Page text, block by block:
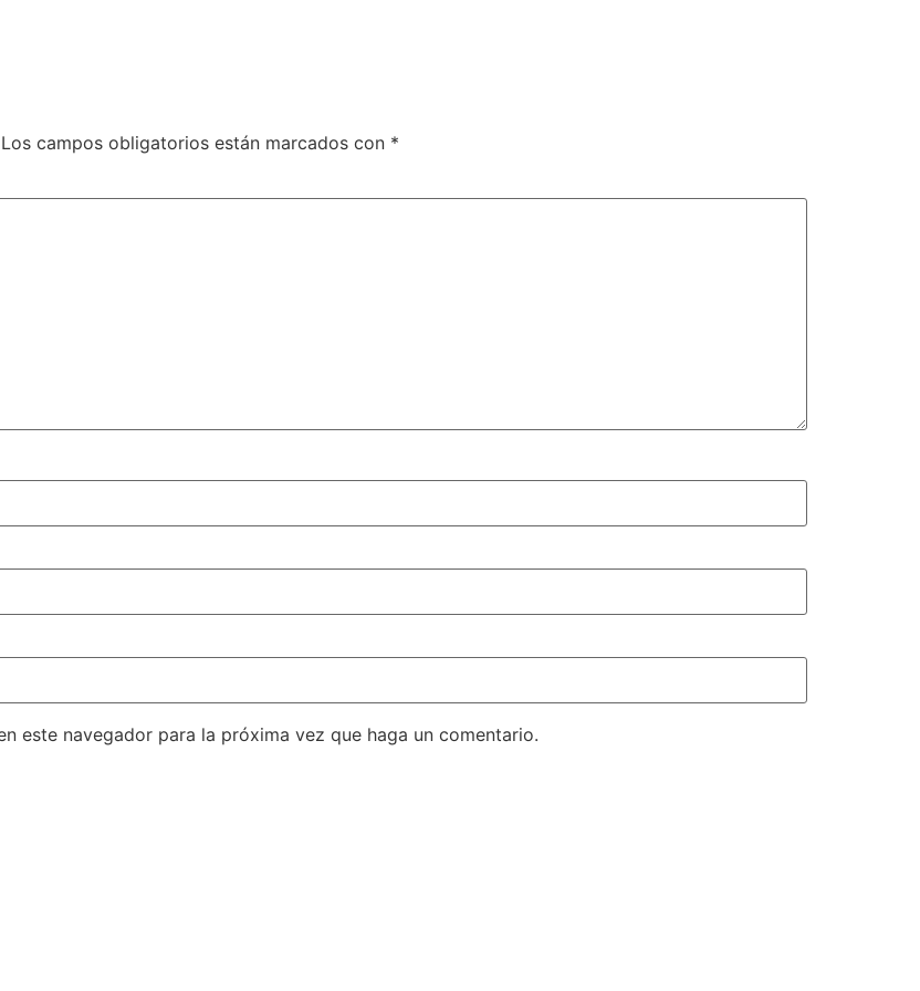
Los campos obligatorios están marcados con *
este navegador para la próxima vez que haga un comentario.